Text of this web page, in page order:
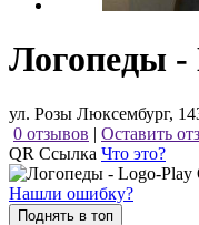
Логопеды -
ул. Розы Люксембург,
0 отзывов | Оставить
QR Ссылка Что это?
Нашли ошибку?
Поднять в топ